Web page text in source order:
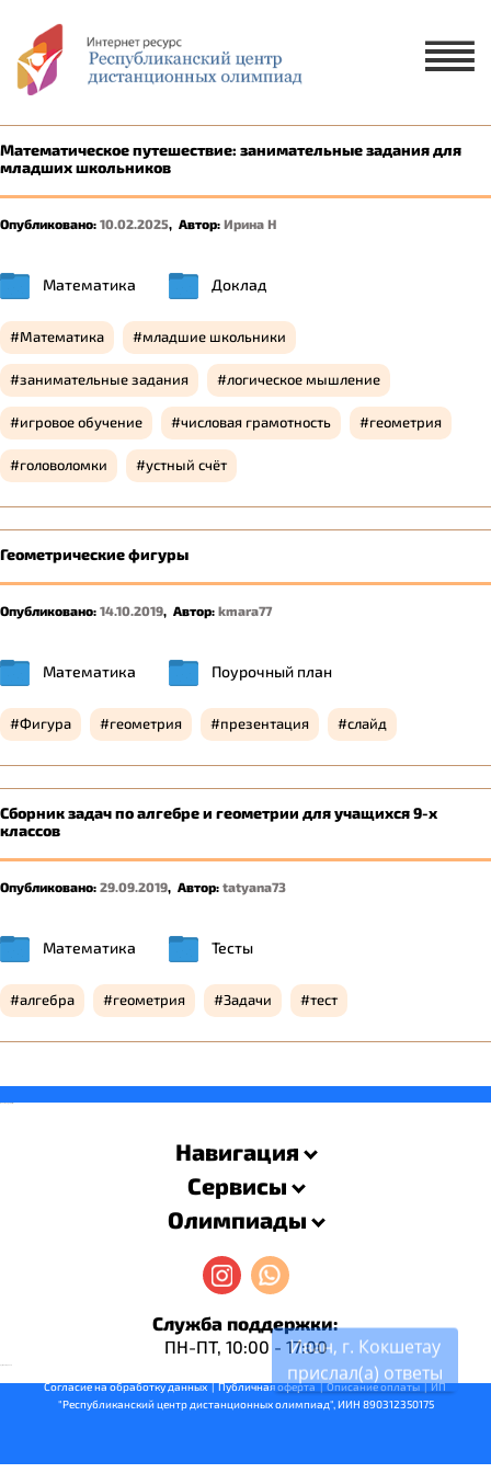
Математическое путешествие: занимательные задания для
младших школьников
Опубликовано: 10.02.2025, Автор: Ирина Н
Математика Доклад
Математика младшие школьники
занимательные задания логическое мышление
игровое обучение числовая грамотность геометрия
головоломки устный счёт
Геометрические фигуры
Опубликовано: 14.10.2019, Автор: kmara77
Математика Поурочный план
Фигура геометрия презентация слайд
Сборник задач по алгебре и геометрии для учащихся 9-х
классов
Опубликовано: 29.09.2019, Автор: tatyana73
Математика Тесты
алгебра геометрия Задачи тест
Навигация
Сервисы
Олимпиады
Служба поддержки:
ПН-ПТ, 10:00 - 17:00
Согласие на обработку данных
  |
Публичная оферта
  |
Описание оплаты
  |  ИП
"Республиканский центр дистанционных олимпиад", ИИН 890312350175
1 ученик
Иван, г. Кокшетау
прислал(a) ответы